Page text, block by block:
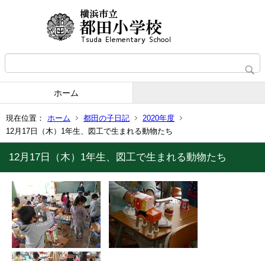
ホーム
現在位置： ホーム 都田の子日記
2020年度
12月17日（木）1年生、図工で生まれる動物たち
12月17日（木）1年生、図工で生まれる動物たち